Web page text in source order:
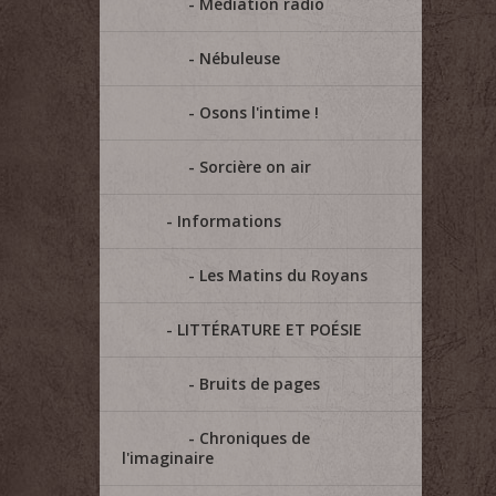
Nébuleuse
Osons l'intime !
Sorcière on air
Informations
Les Matins du Royans
LITTÉRATURE ET POÉSIE
Bruits de pages
Chroniques de
l'imaginaire